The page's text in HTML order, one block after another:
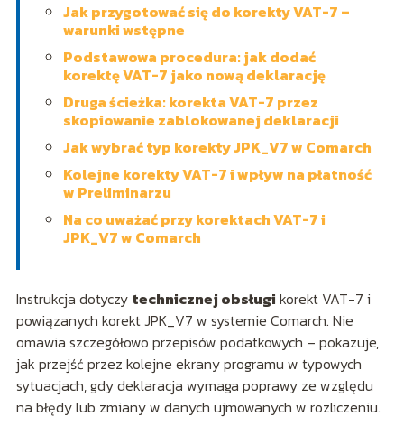
Jak przygotować się do korekty VAT-7 –
warunki wstępne
Podstawowa procedura: jak dodać
korektę VAT-7 jako nową deklarację
Druga ścieżka: korekta VAT-7 przez
skopiowanie zablokowanej deklaracji
Jak wybrać typ korekty JPK_V7 w Comarch
Kolejne korekty VAT-7 i wpływ na płatność
w Preliminarzu
Na co uważać przy korektach VAT-7 i
JPK_V7 w Comarch
Instrukcja dotyczy technicznej obsługi korekt VAT-7 i
powiązanych korekt JPK_V7 w systemie Comarch. Nie
omawia szczegółowo przepisów podatkowych – pokazuje,
jak przejść przez kolejne ekrany programu w typowych
sytuacjach, gdy deklaracja wymaga poprawy ze względu
na błędy lub zmiany w danych ujmowanych w rozliczeniu.